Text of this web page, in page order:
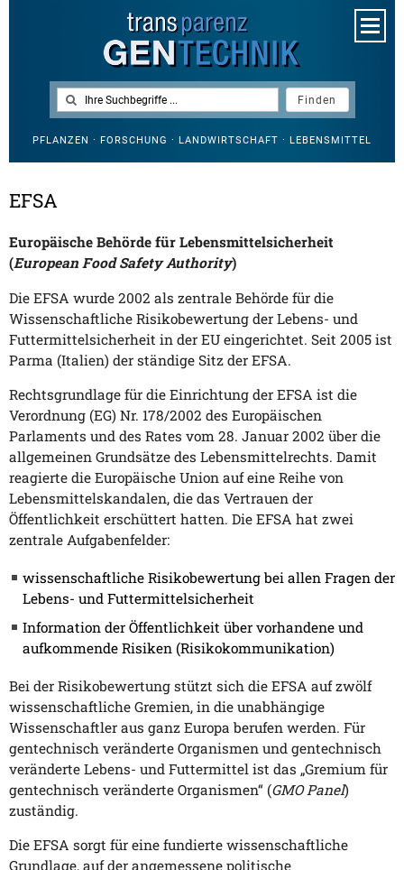
PFLANZEN · FORSCHUNG · LANDWIRTSCHAFT · LEBENSMITTEL
EFSA
Europäische Behörde für Lebensmittelsicherheit
(European Food Safety Authority)
Die EFSA wurde 2002 als zentrale Behörde für die
Wissenschaftliche Risikobewertung der Lebens- und
Futtermittelsicherheit in der EU eingerichtet. Seit 2005 ist
Parma (Italien) der ständige Sitz der EFSA.
Rechtsgrundlage für die Einrichtung der EFSA ist die
Verordnung (EG) Nr. 178/2002 des Europäischen
Parlaments und des Rates vom 28. Januar 2002 über die
allgemeinen Grundsätze des Lebensmittelrechts. Damit
reagierte die Europäische Union auf eine Reihe von
Lebensmittelskandalen, die das Vertrauen der
Öffentlichkeit erschüttert hatten. Die EFSA hat zwei
zentrale Aufgabenfelder:
wissenschaftliche Risikobewertung bei allen Fragen der
Lebens- und Futtermittelsicherheit
Information der Öffentlichkeit über vorhandene und
aufkommende Risiken (Risikokommunikation)
Bei der Risikobewertung stützt sich die EFSA auf zwölf
wissenschaftliche Gremien, in die unabhängige
Wissenschaftler aus ganz Europa berufen werden. Für
gentechnisch veränderte Organismen und gentechnisch
veränderte Lebens- und Futtermittel ist das „Gremium für
gentechnisch veränderte Organismen“ (GMO Panel)
zuständig.
Die EFSA sorgt für eine fundierte wissenschaftliche
Grundlage, auf der angemessene politische